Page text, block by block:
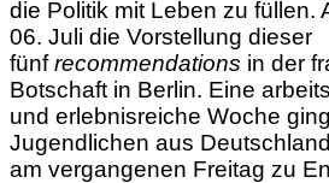
die Politik mit Leben zu füllen.
06. Juli die Vorstellung dieser
fünfrecommendations in der
Botschaft in Berlin. Eine
und erlebnisreiche Woche
Jugendlichen aus
am vergangenen Freitag zu